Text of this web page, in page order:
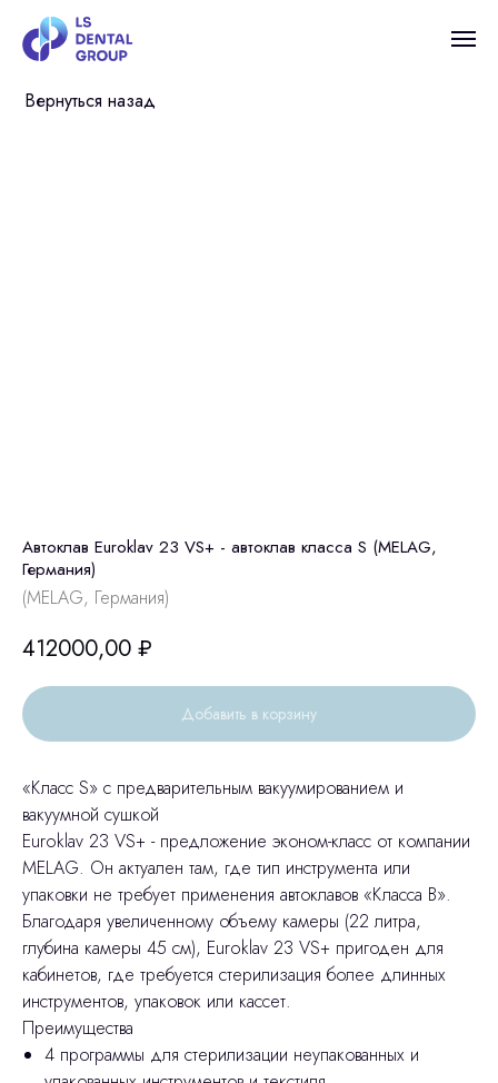
Вернуться назад
Автоклав Euroklav 23 VS+ - автоклав класса S (MELAG,
Германия)
(MELAG, Германия)
412000,00 ₽
Добавить в корзину
«Класс S» с предварительным вакуумированием и
вакуумной сушкой
Euroklav 23 VS+ - предложение эконом-класс от компании
MELAG. Он актуален там, где тип инструмента или
упаковки не требует применения автоклавов «Класса В».
Благодаря увеличенному объему камеры (22 литра,
глубина камеры 45 см), Euroklav 23 VS+ пригоден для
кабинетов, где требуется стерилизация более длинных
инструментов, упаковок или кассет.
Преимущества
4 программы для стерилизации неупакованных и